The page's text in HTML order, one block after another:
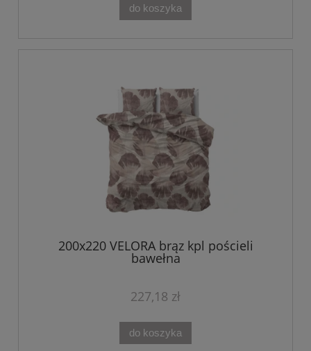
do koszyka
200x220 VELORA brąz kpl pościeli
bawełna
227,18 zł
do koszyka